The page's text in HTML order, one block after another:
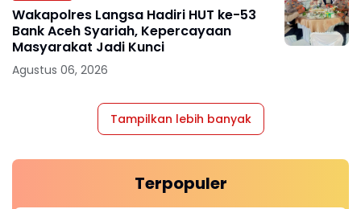
Wakapolres Langsa Hadiri HUT ke-53
Bank Aceh Syariah, Kepercayaan
Masyarakat Jadi Kunci
Agustus 06, 2026
Tampilkan lebih banyak
Terpopuler